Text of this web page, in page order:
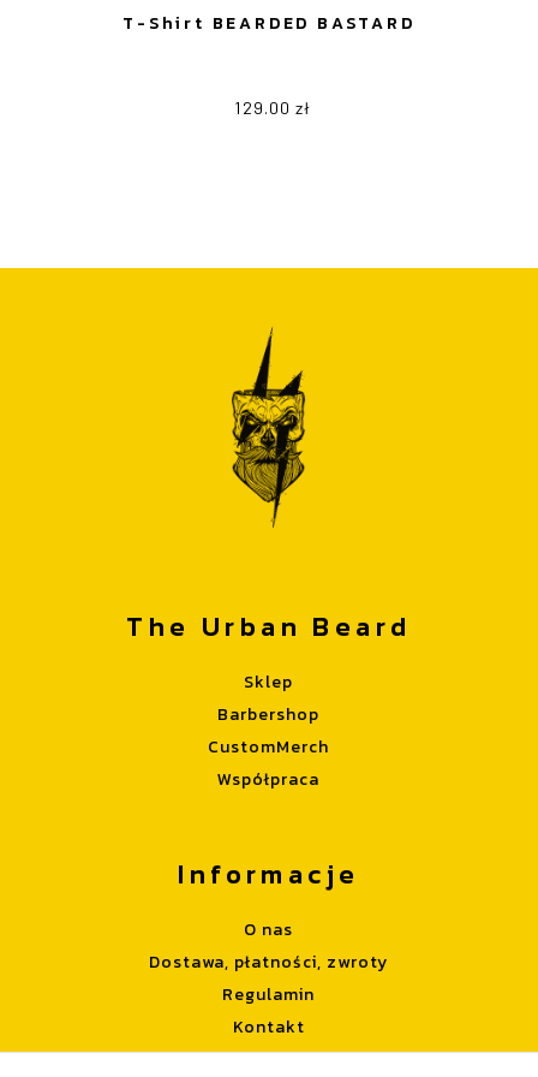
T-Shirt BEARDED BASTARD
129.00zł
Ten
na
The Urban Beard
Sklep
Barbershop
CustomMerch
Współpraca
Informacje
O nas
Dostawa, płatności, zwroty
Regulamin
Kontakt